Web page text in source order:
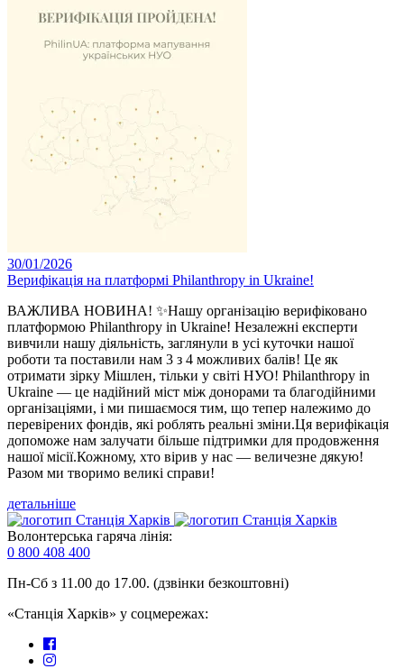
30/01/2026
Верифікація на платформі Philanthropy in Ukraine!
ВАЖЛИВА НОВИНА! ✨Нашу організацію верифіковано
платформою Philanthropy in Ukraine! Незалежні експерти
вивчили нашу діяльність, заглянули в усі куточки нашої
роботи та поставили нам 3 з 4 можливих балів! Це як
отримати зірку Мішлен, тільки у світі НУО! Philanthropy in
Ukraine — це надійний міст між донорами та благодійними
організаціями, і ми пишаємося тим, що тепер належимо до
перевірених фондів, які роблять реальні зміни.Ця верифікація
допоможе нам залучати більше підтримки для продовження
нашої місії.Кожному, хто вірив у нас — величезне дякую!
Разом ми творимо великі справи!
детальніше
Волонтерська гаряча лінія:
0 800 408 400
Пн-Сб з 11.00 до 17.00. (дзвінки безкоштовні)
«Станція Харків» у соцмережах: